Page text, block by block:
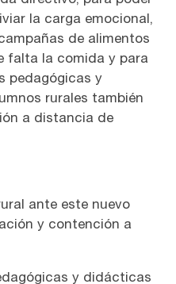
la carga emocional,
de alimentos
falta la comida y para
pedagógicas y
rurales también
a distancia de
ante este nuevo
y contención a
y didácticas